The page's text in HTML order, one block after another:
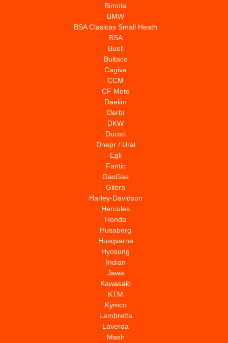
Bimota
BMW
BSA Clasicas Small Heath
BSA
Buell
Bultaco
Cagiva
CCM
CF Moto
Daelim
Derbi
DKW
Ducati
Dnepr / Ural
Egli
Fantic
GasGas
Gilera
Harley-Davidson
Hercules
Honda
Husaberg
Husqvarna
Hyosung
Indian
Jawa
Kawasaki
KTM
Kymco
Lambretta
Laverda
Mash